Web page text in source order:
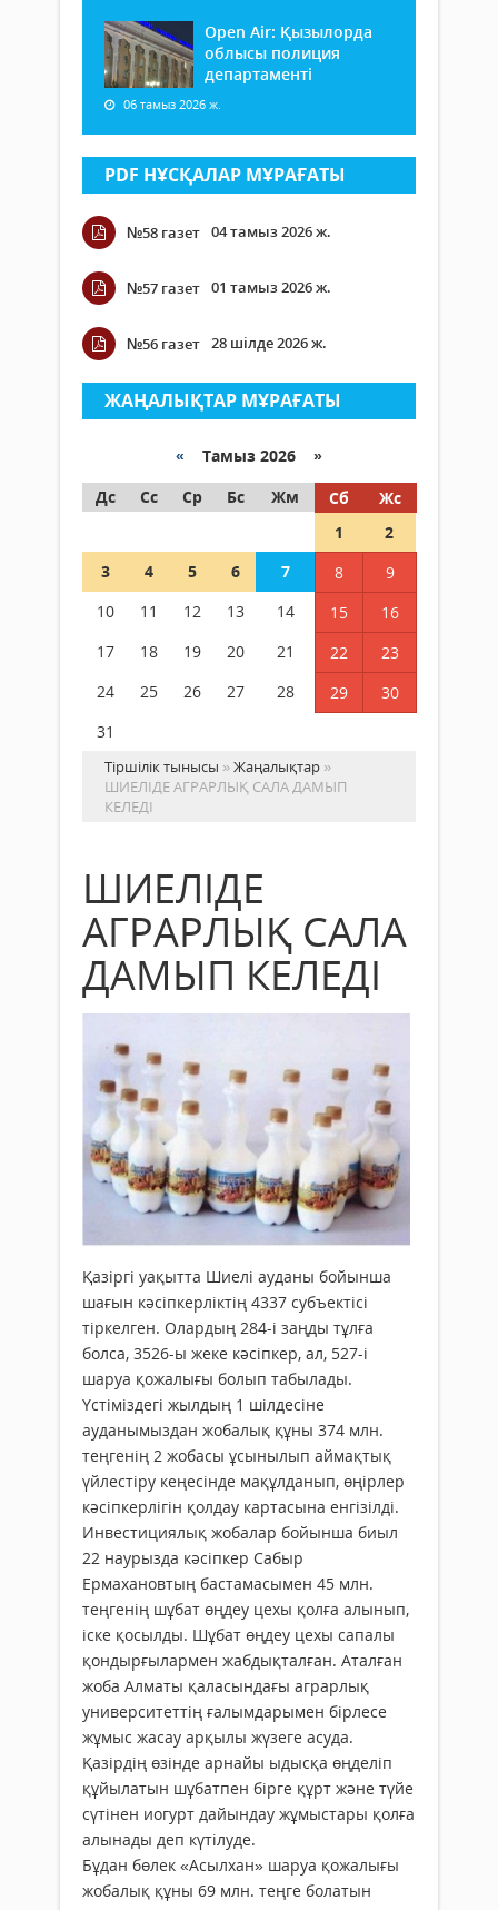
Open Air: Қызылорда
облысы полиция
департаменті
06 тамыз 2026 ж.
PDF НҰСҚАЛАР МҰРАҒАТЫ
№58 газет 04 тамыз 2026 ж.
№57 газет 01 тамыз 2026 ж.
№56 газет 28 шілде 2026 ж.
ЖАҢАЛЫҚТАР МҰРАҒАТЫ
« Тамыз 2026 »
Дс
Сс Ср Бс Жм Сб
Жс
1
2
3
4 5 6 7 8
9
10
11 12 13 14 15
16
17
18 19 20 21 22
23
24
25 26 27 28 29
30
31
Тіршілік тынысы »Жаңалықтар »
ШИЕЛІДЕ АГРАРЛЫҚ САЛА ДАМЫП
КЕЛЕДІ
ШИЕЛІДЕ
АГРАРЛЫҚ САЛА
ДАМЫП КЕЛЕДІ
Қазіргі уақытта Шиелі ауданы бойынша
шағын кәсіпкерліктің 4337 субъектісі
тіркелген. Олардың 284-і заңды тұлға
болса, 3526-ы жеке кәсіпкер, ал, 527-і
шаруа қожалығы болып табылады.
Үстіміздегі жылдың 1 шілдесіне
ауданымыздан жобалық құны 374 млн.
теңгенің 2 жобасы ұсынылып аймақтық
үйлестіру кеңесінде мақұлданып, өңірлер
кәсіпкерлігін қолдау картасына енгізілді.
Инвестициялық жобалар бойынша биыл
22 наурызда кәсіпкер Сабыр
Ермахановтың бастамасымен 45 млн.
теңгенің шұбат өңдеу цехы қолға алынып,
іске қосылды. Шұбат өңдеу цехы сапалы
қондырғылармен жабдықталған. Аталған
жоба Алматы қаласындағы аграрлық
университеттің ғалымдарымен бірлесе
жұмыс жасау арқылы жүзеге асуда.
Қазірдің өзінде арнайы ыдысқа өңделіп
құйылатын шұбатпен бірге құрт және түйе
сүтінен иогурт дайындау жұмыстары қолға
алынады деп күтілуде.
Бұдан бөлек «Асылхан» шаруа қожалығы
жобалық құны 69 млн. теңге болатын